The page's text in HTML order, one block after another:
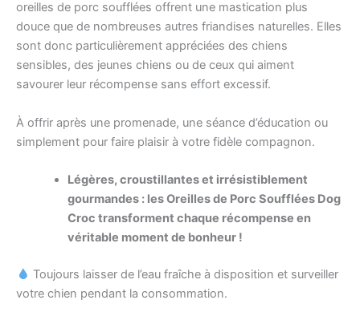
oreilles de porc soufflées offrent une mastication plus
douce que de nombreuses autres friandises naturelles. Elles
sont donc particulièrement appréciées des chiens
sensibles, des jeunes chiens ou de ceux qui aiment
savourer leur récompense sans effort excessif.
À offrir après une promenade, une séance d’éducation ou
simplement pour faire plaisir à votre fidèle compagnon.
Légères, croustillantes et irrésistiblement
gourmandes : les Oreilles de Porc Soufflées Dog
Croc transforment chaque récompense en
véritable moment de bonheur !
Toujours laisser de l’eau fraîche à disposition et surveiller
votre chien pendant la consommation.